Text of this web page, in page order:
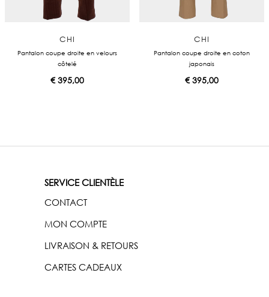
CHI
Pantalon coupe droite en velours
côtelé
€395,00
CHI
Pantalon coupe droite en coton
japonais
€395,00
SERVICE CLIENTÈLE
CONTACT
MON COMPTE
LIVRAISON & RETOURS
CARTES CADEAUX